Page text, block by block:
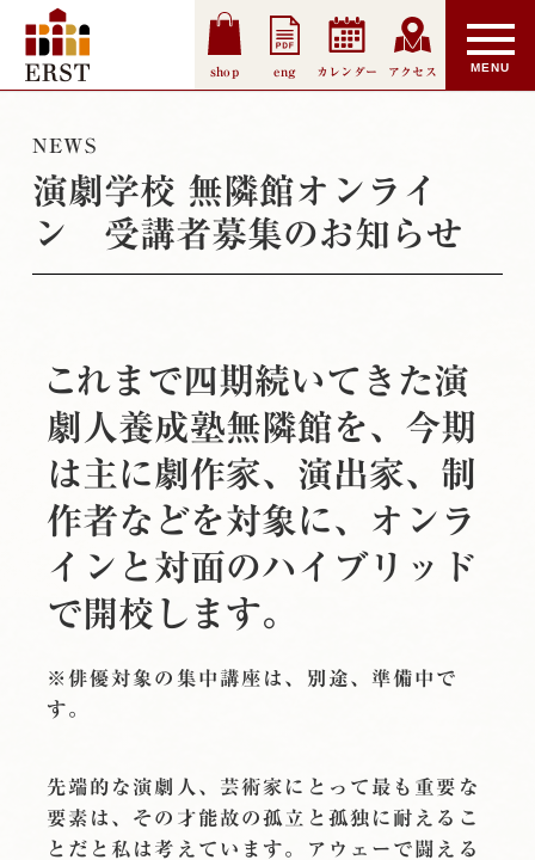
shop eng カレンダー アクセス
NEWS
演劇学校 無隣館オンライ
ン 受講者募集のお知らせ
これまで四期続いてきた演
劇人養成塾無隣館を、今期
は主に劇作家、演出家、制
作者などを対象に、オンラ
インと対面のハイブリッド
で開校します。
※俳優対象の集中講座は、別途、準備中で
す。
先端的な演劇人、芸術家にとって最も重要な
要素は、その才能故の孤立と孤独に耐えるこ
とだと私は考えています。アウェーで闘える